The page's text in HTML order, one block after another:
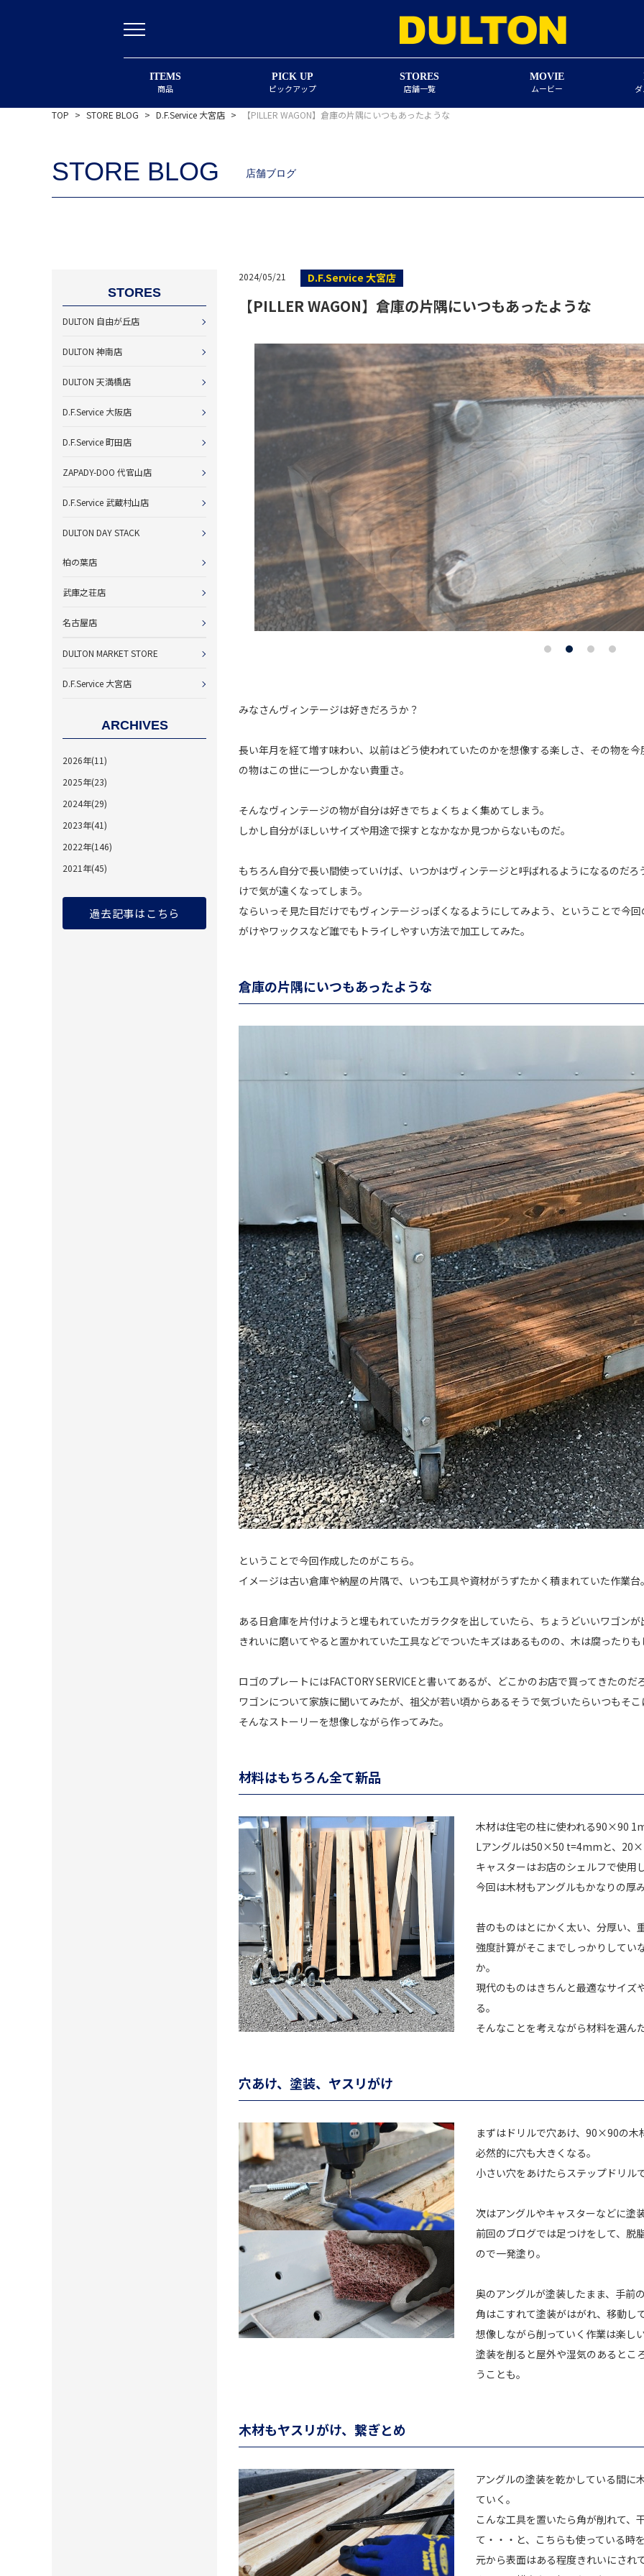
ITEMS
商品
PICK UP
ピックアップ
STORES
店舗一覧
MOVIE
ムービー
TOP > STORE BLOG > D.F.Service 大宮店 > 【PILLER WAGON】倉庫の片隅にいつもあったような
STORE BLOG 店舗ブログ
STORES
DULTON 自由が丘店
DULTON 神南店
DULTON 天満橋店
D.F.Service 大阪店
D.F.Service 町田店
ZAPADY-DOO 代官山店
D.F.Service 武蔵村山店
DULTON DAY STACK
柏の葉店
武庫之荘店
名古屋店
DULTON MARKET STORE
D.F.Service 大宮店
ARCHIVES
2026年(11)
2025年(23)
2024年(29)
2023年(41)
2022年(146)
2021年(45)
過去記事はこちら
2024/05/21 D.F.Service 大宮店
【PILLER WAGON】倉庫の片隅にいつもあったような
みなさんヴィンテージは好きだろうか？
長い年月を経て増す味わい、以前はどう使われていたのかを想像する楽しさ、その物を
の物はこの世に一つしかない貴重さ。
そんなヴィンテージの物が自分は好きでちょくちょく集めてしまう。
しかし自分がほしいサイズや用途で探すとなかなか見つからないものだ。
もちろん自分で長い間使っていけば、いつかはヴィンテージと呼ばれるようになるのだ
けで気が遠くなってしまう。
ならいっそ見た目だけでもヴィンテージっぽくなるようにしてみよう、ということで今
がけやワックスなど誰でもトライしやすい方法で加工してみた。
倉庫の片隅にいつもあったような
ということで今回作成したのがこちら。
イメージは古い倉庫や納屋の片隅で、いつも工具や資材がうずたかく積まれていた作業台
ある日倉庫を片付けようと埋もれていたガラクタを出していたら、ちょうどいいワゴン
きれいに磨いてやると置かれていた工具などでついたキズはあるものの、木は腐ったり
ロゴのプレートにはFACTORY SERVICEと書いてあるが、どこかのお店で買ってきたのだ
ワゴンについて家族に聞いてみたが、祖父が若い頃からあるそうで気づいたらいつもそ
そんなストーリーを想像しながら作ってみた。
材料はもちろん全て新品
木材は住宅の柱に使われる90×90
Lアングルは50×50 t=4mmと、
キャスターはお店のシェルフで使用
今回は木材もアングルもかなりの厚
昔のものはとにかく太い、分厚い、
強度計算がそこまでしっかりしてい
か。
現代のものはきちんと最適なサイズ
る。
そんなことを考えながら材料を選ん
穴あけ、塗装、ヤスリがけ
まずはドリルで穴あけ、90×90の木
必然的に穴も大きくなる。
小さい穴をあけたらステップドリル
次はアングルやキャスターなどに塗
前回のブログでは足つけをして、脱
ので一発塗り。
奥のアングルが塗装したまま、手前
角はこすれて塗装がはがれ、移動し
想像しながら削っていく作業は楽し
塗装を削ると屋外や湿気のあるとこ
うことも。
木材もヤスリがけ、繋ぎとめ
アングルの塗装を乾かしている間に
ていく。
こんな工具を置いたら角が削れて、
て・・・と、こちらも使っている時
元から表面はある程度きれいにされ